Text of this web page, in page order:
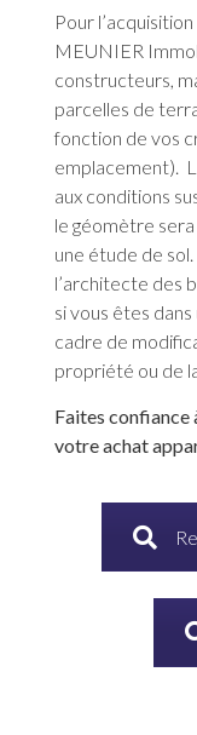
Pour
MEUNIER
constructeurs,
parcelles de
fonction de vos
emplacement).
aux conditions
le géomètre
une étude de
l’architecte des
si vous êtes
cadre de
propriété ou de
Faites
votre achat